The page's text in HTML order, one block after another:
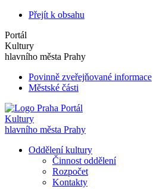
Přejít k obsahu
Portál
Kultury
hlavního města Prahy
Povinně zveřejňované informace
Městské části
Portál
Kultury
hlavního města Prahy
Oddělení kultury
Činnost oddělení
Rozpočet
Kontakty